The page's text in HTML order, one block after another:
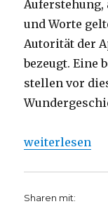
Auferstehung,
und Worte
Autorität der
bezeugt. Eine
stellen vor
„Staunen und
weiterlesen
Sharen mit: